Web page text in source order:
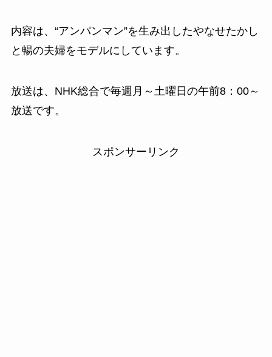
内容は、“アンパンマン”を生み出したやなせたかし
と暢の夫婦をモデルにしています。
放送は、NHK総合で毎週月～土曜日の午前8：00～
放送です。
スポンサーリンク